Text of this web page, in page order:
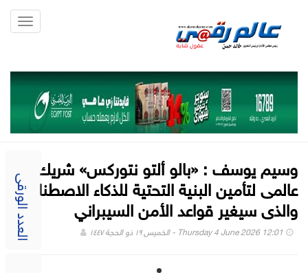
العدد الورقى
وسيم يوسف : «بالو ألتو نتوركس» شريك
عالمى لتأمين البنية التحتية للذكاء الاصطناعي
والذى سيغير قواعد الأمن السيبراني
Thursday 4 June 2026 12:01 - الخميس ١٩ ذو الحجة ١٤٤٧